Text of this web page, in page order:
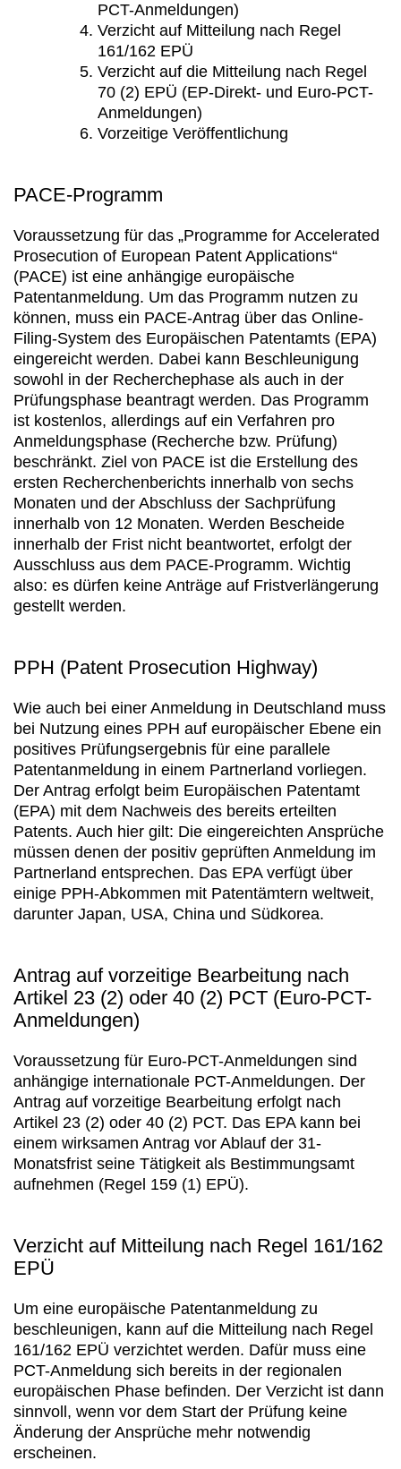
PCT-Anmeldungen)
Verzicht auf Mitteilung nach Regel
161/162 EPÜ
Verzicht auf die Mitteilung nach Regel
70 (2) EPÜ (EP-Direkt- und Euro-PCT-
Anmeldungen)
Vorzeitige Veröffentlichung
PACE-Programm
Voraussetzung für das „Programme for Accelerated
Prosecution of European Patent Applications“
(PACE) ist eine anhängige europäische
Patentanmeldung. Um das Programm nutzen zu
können, muss ein PACE-Antrag über das Online-
Filing-System des Europäischen Patentamts (EPA)
eingereicht werden. Dabei kann Beschleunigung
sowohl in der Recherchephase als auch in der
Prüfungsphase beantragt werden. Das Programm
ist kostenlos, allerdings auf ein Verfahren pro
Anmeldungsphase (Recherche bzw. Prüfung)
beschränkt. Ziel von PACE ist die Erstellung des
ersten Recherchenberichts innerhalb von sechs
Monaten und der Abschluss der Sachprüfung
innerhalb von 12 Monaten. Werden Bescheide
innerhalb der Frist nicht beantwortet, erfolgt der
Ausschluss aus dem PACE-Programm. Wichtig
also: es dürfen keine Anträge auf Fristverlängerung
gestellt werden.
PPH (Patent Prosecution Highway)
Wie auch bei einer Anmeldung in Deutschland muss
bei Nutzung eines PPH auf europäischer Ebene ein
positives Prüfungsergebnis für eine parallele
Patentanmeldung in einem Partnerland vorliegen.
Der Antrag erfolgt beim Europäischen Patentamt
(EPA) mit dem Nachweis des bereits erteilten
Patents. Auch hier gilt: Die eingereichten Ansprüche
müssen denen der positiv geprüften Anmeldung im
Partnerland entsprechen. Das EPA verfügt über
einige PPH-Abkommen mit Patentämtern weltweit,
darunter Japan, USA, China und Südkorea.
Antrag auf vorzeitige Bearbeitung nach
Artikel 23 (2) oder 40 (2) PCT (Euro-PCT-
Anmeldungen)
Voraussetzung für Euro-PCT-Anmeldungen sind
anhängige internationale PCT-Anmeldungen. Der
Antrag auf vorzeitige Bearbeitung erfolgt nach
Artikel 23 (2) oder 40 (2) PCT. Das EPA kann bei
einem wirksamen Antrag vor Ablauf der 31-
Monatsfrist seine Tätigkeit als Bestimmungsamt
aufnehmen (Regel 159 (1) EPÜ).
Verzicht auf Mitteilung nach Regel 161/162
EPÜ
Um eine europäische Patentanmeldung zu
beschleunigen, kann auf die Mitteilung nach Regel
161/162 EPÜ verzichtet werden. Dafür muss eine
PCT-Anmeldung sich bereits in der regionalen
europäischen Phase befinden. Der Verzicht ist dann
sinnvoll, wenn vor dem Start der Prüfung keine
Änderung der Ansprüche mehr notwendig
erscheinen.